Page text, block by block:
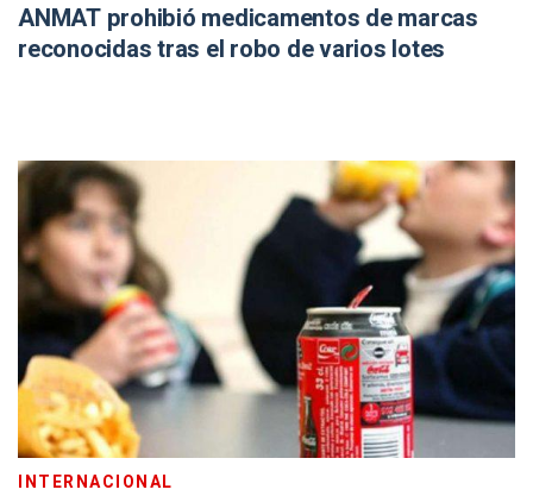
ANMAT prohibió medicamentos de marcas
reconocidas tras el robo de varios lotes
INTERNACIONAL